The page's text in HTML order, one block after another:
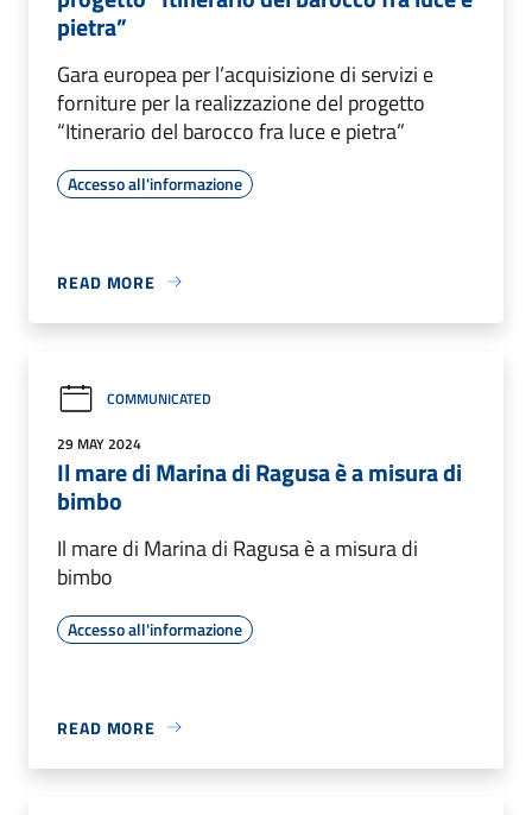
pietra”
Gara europea per l’acquisizione di servizi e
forniture per la realizzazione del progetto
“Itinerario del barocco fra luce e pietra”
Accesso all'informazione
READ MORE
COMMUNICATED
29 MAY 2024
Il mare di Marina di Ragusa è a misura di
bimbo
Il mare di Marina di Ragusa è a misura di
bimbo
Accesso all'informazione
READ MORE